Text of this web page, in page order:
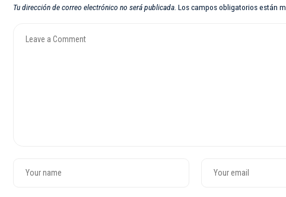
Tu dirección de correo electrónico no será publicada. Los campos obligatorios están